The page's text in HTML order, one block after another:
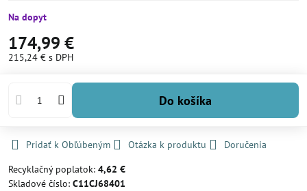
Na dopyt
174,99 €
215,24 € s DPH
Do košíka
Pridať k Obľúbeným Otázka k produktu
Doručenia
Recyklačný poplatok: 4,62 €
Skladové číslo: C11CJ68401